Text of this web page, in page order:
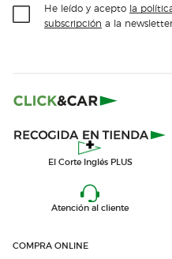
He leído y acepto la
subscripción a la newsletter
El Corte Inglés PLUS
Atención al cliente
COMPRA ONLINE